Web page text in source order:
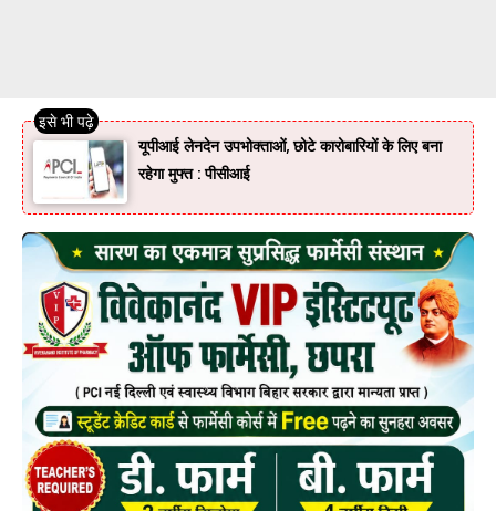
यूपीआई लेनदेन उपभोक्ताओं, छोटे कारोबारियों के लिए बना
रहेगा मुफ्त : पीसीआई